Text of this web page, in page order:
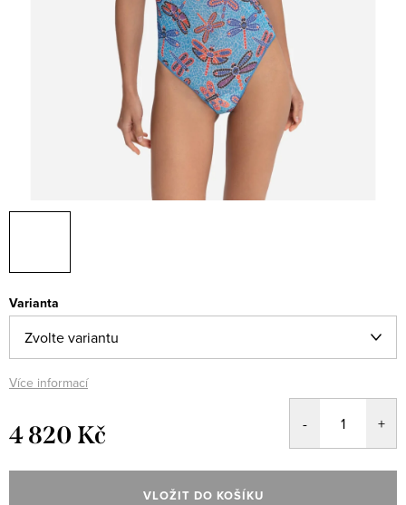
Varianta
Více informací
4 820 Kč
cena:
VLOŽIT DO KOŠÍKU